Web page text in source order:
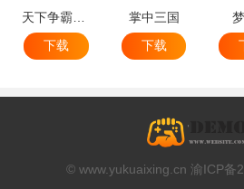
天下争霸三国志
下载
掌中三国
下载
© www.yukuaixing.cn 渝ICP备